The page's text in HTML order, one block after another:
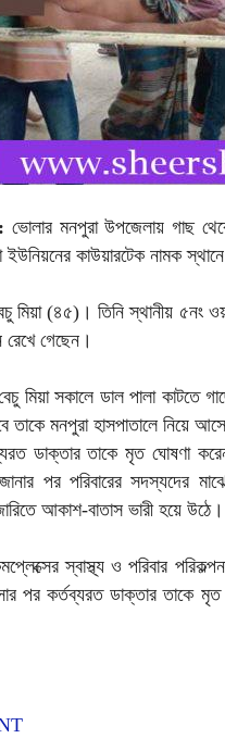
ভোলার মনপুরা উপজেলায় গাছ
কাউয়ারটেক নামক স্থানে
মিয়া (৪৫)। তিনি স্থানীয় ৫নং
গেছেন।
মিয়া সকালে ডাল পালা কাটতে
তাকে মনপুরা হাসপাতালে নিয়ে
ডাক্তার তাকে মৃত ঘোষণা
পর পরিবারের সদস্যদের
আকাশ-বাতাস ভারী হয়ে উঠে।
স্বাস্থ্য ও পরিবার
পর কর্তব্যরত ডাক্তার তাকে